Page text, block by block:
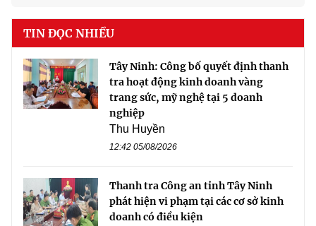
TIN ĐỌC NHIỀU
Tây Ninh: Công bố quyết định thanh
tra hoạt động kinh doanh vàng
trang sức, mỹ nghệ tại 5 doanh
nghiệp
Thu Huyền
12:42 05/08/2026
Thanh tra Công an tỉnh Tây Ninh
phát hiện vi phạm tại các cơ sở kinh
doanh có điều kiện